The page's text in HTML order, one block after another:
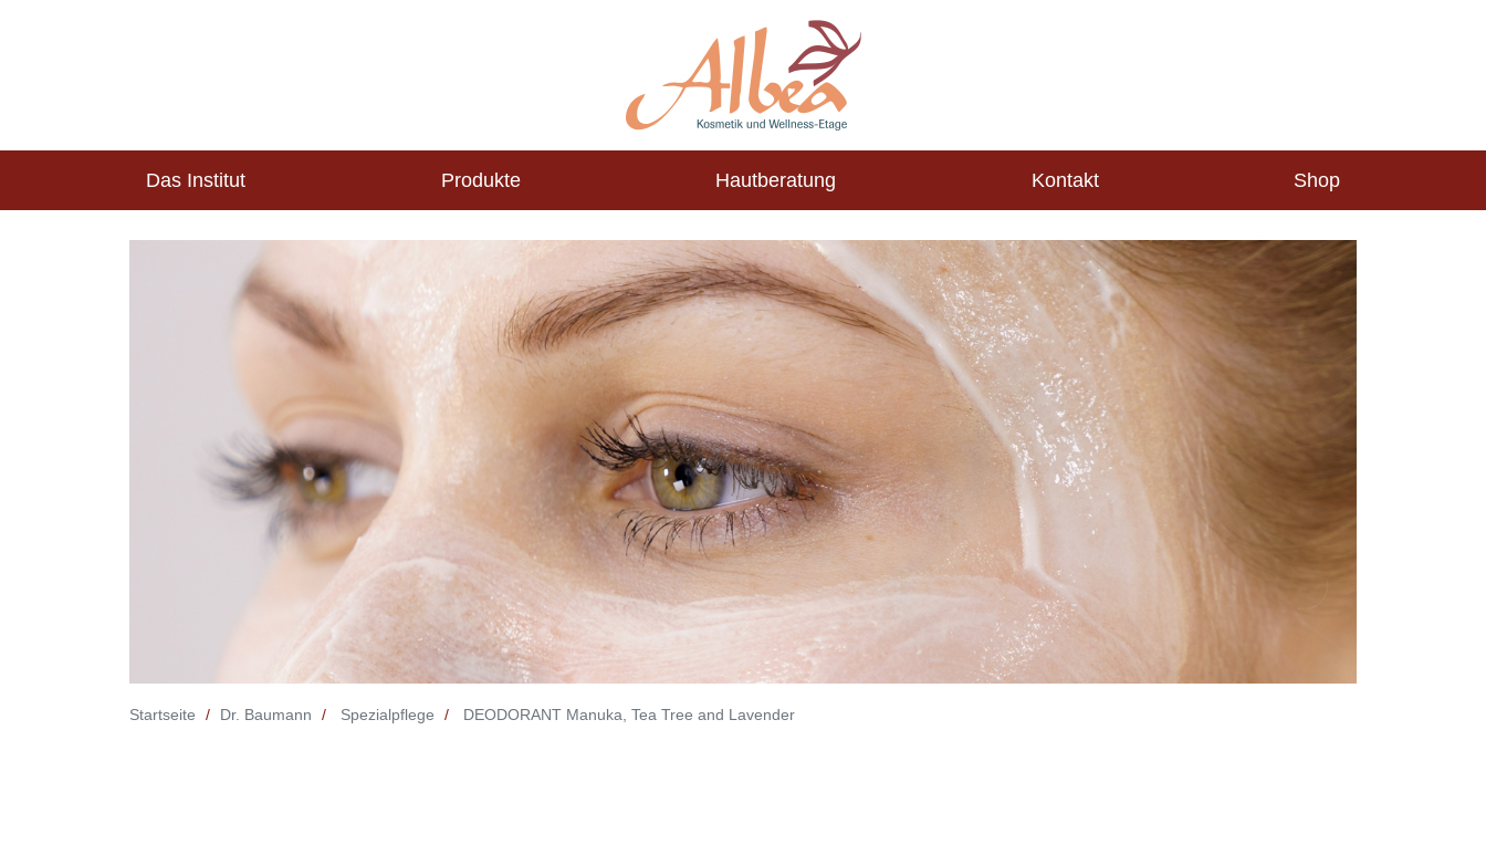
Das Institut Produkte Hautberatung Kontakt Shop
Startseite Dr. Baumann Spezialpflege DEODORANT Manuka, Tea Tree and Lavender